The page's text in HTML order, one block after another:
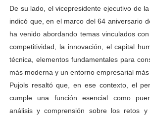
De su lado, el vicepresidente ejecutivo de la
indicó que, en el marco del 64 aniversario
ha venido abordando temas vinculados
competitividad, la innovación, el capital
técnica, elementos fundamentales para
más moderna y un entorno empresarial más
Pujols resaltó que, en ese contexto, el
cumple una función esencial como
análisis y comprensión sobre los retos y